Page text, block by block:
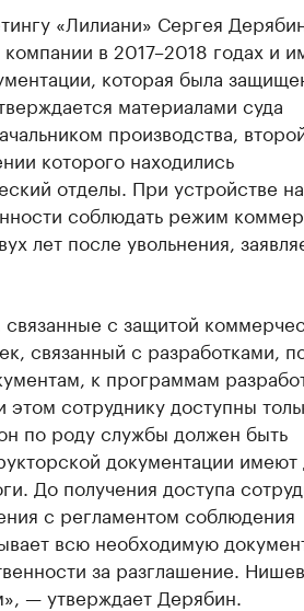
«Лилиани» Сергея
в 2017–2018 годах и
которая была
материалами суда
производства,
которого находились
отделы. При устройстве
соблюдать режим
лет после увольнения,
с защитой
связанный с разработками,
к программам
сотруднику доступны
по роду службы должен быть
документации имеют
До получения доступа
с регламентом соблюдения
всю необходимую
за разглашение.
— утверждает Дерябин.